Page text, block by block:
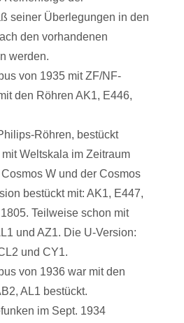
seiner Überlegungen in den
den vorhandenen
werden.
von 1935 mit ZF/NF-
den Röhren AK1, E446,
Röhren, bestückt
Weltskala im Zeitraum
W und der Cosmos
bestückt mit: AK1, E447,
Teilweise schon mit
und AZ1. Die U-Version:
und CY1.
von 1936 war mit den
AL1 bestückt.
im Sept. 1934